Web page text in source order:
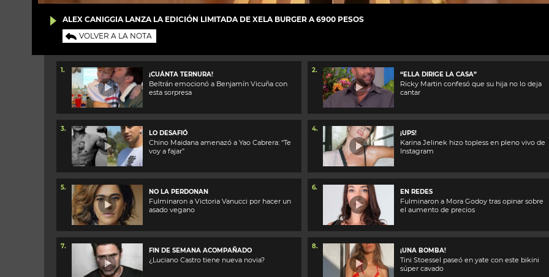
ALEX CANIGGIA LANZA LA EDICIÓN LIMITADA DE XELA BURGER A 6900 PESOS
VOLVER A LA NOTA
1.
¡CUÁNTA TERNURA!
Beltrán emocionó a Benjamín Vicuña con
esta sorpresa
2.
“ELLA DIRIGE LA CASA”
Ricky Martin confesó que su hija no lo deja
cantar
3.
LO DESAFIÓ
Chino Maidana amenazó a Yao Cabrera: “Te
voy a fajar”
4.
¡UPS!
Karina Jelinek hizo topless en pleno vivo de
Instagram
5.
NO LA PERDONAN
Fulminaron a Victoria Vanucci por hacer un
asado vegano
6.
EN REDES
Fulminaron a Mora Godoy tras opinar sobre
el aumento de precios
7.
FIN DE SEMANA ACOMPAÑADO
¿Luciano Castro tiene nueva novia?
8.
¡UNA BOMBA!
Tini Stoessel paseó en yate con este bikini
súper cavado